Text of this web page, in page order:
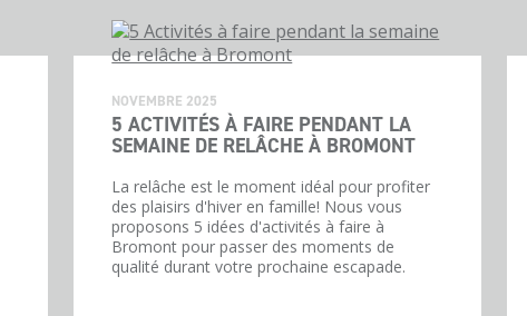
NOVEMBRE 2025
5 ACTIVITÉS À FAIRE PENDANT LA
SEMAINE DE RELÂCHE À BROMONT
La relâche est le moment idéal pour profiter
des plaisirs d'hiver en famille! Nous vous
proposons 5 idées d'activités à faire à
Bromont pour passer des moments de
qualité durant votre prochaine escapade.